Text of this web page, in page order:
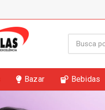
Bazar Bebidas